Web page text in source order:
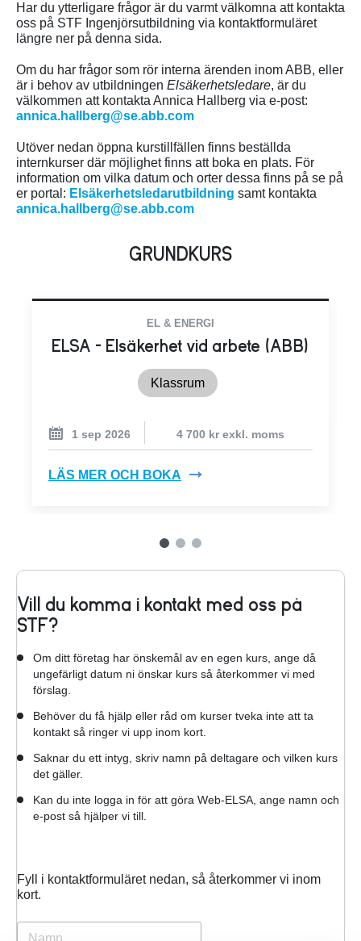
Har du ytterligare frågor är du varmt välkomna att kontakta
oss på STF Ingenjörsutbildning via kontaktformuläret
längre ner på denna sida.
Om du har frågor som rör interna ärenden inom ABB, eller
är i behov av utbildningen Elsäkerhetsledare, är du
välkommen att kontakta Annica Hallberg via e-post:
annica.hallberg@se.abb.com
Utöver nedan öppna kurstillfällen finns beställda
internkurser där möjlighet finns att boka en plats. För
information om vilka datum och orter dessa finns på se på
er portal: Elsäkerhetsledarutbildning samt kontakta
annica.hallberg@se.abb.com
GRUNDKURS
EL & ENERGI
ELSA - Elsäkerhet vid arbete (ABB)
Klassrum
1 sep 2026 4 700 kr exkl. moms
LÄS MER OCH BOKA
Vill du komma i kontakt med oss på
STF?
Om ditt företag har önskemål av en egen kurs, ange då
ungefärligt datum ni önskar kurs så återkommer vi med
förslag.
Behöver du få hjälp eller råd om kurser tveka inte att ta
kontakt så ringer vi upp inom kort.
Saknar du ett intyg, skriv namn på deltagare och vilken kurs
det gäller.
Kan du inte logga in för att göra Web-ELSA, ange namn och
e-post så hjälper vi till.
Fyll i kontaktformuläret nedan, så återkommer vi inom
kort.